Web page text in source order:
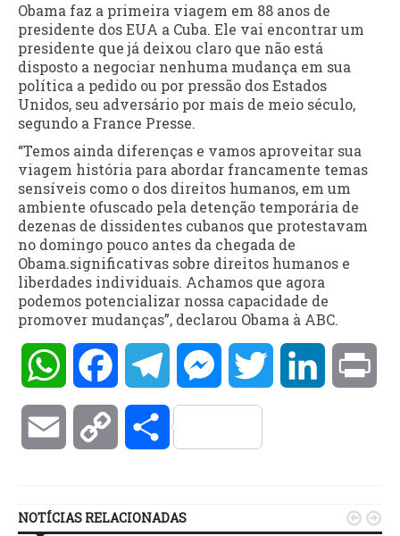
Obama faz a primeira viagem em 88 anos de
presidente dos EUA a Cuba. Ele vai encontrar um
presidente que já deixou claro que não está
disposto a negociar nenhuma mudança em sua
política a pedido ou por pressão dos Estados
Unidos, seu adversário por mais de meio século,
segundo a France Presse.
“Temos ainda diferenças e vamos aproveitar sua
viagem história para abordar francamente temas
sensíveis como o dos direitos humanos, em um
ambiente ofuscado pela detenção temporária de
dezenas de dissidentes cubanos que protestavam
no domingo pouco antes da chegada de
Obama.significativas sobre direitos humanos e
liberdades individuais. Achamos que agora
podemos potencializar nossa capacidade de
promover mudanças”, declarou Obama à ABC.
WhatsAppFacebookTelegramMessengerTwitter LinkedIn
Email Copy Compartilhar
NOTÍCIAS RELACIONADAS  